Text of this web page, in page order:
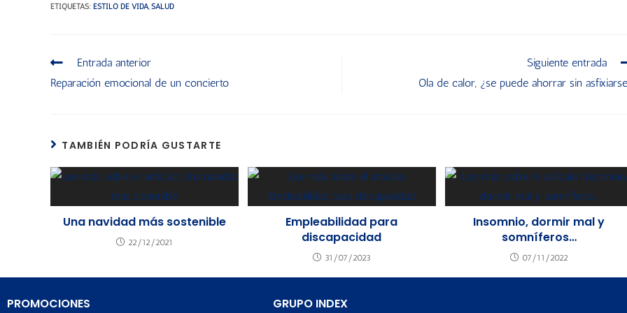
ETIQUETAS: ESTILO DE VIDA, SALUD
Entrada anterior
Reparación emocional de un concierto
Siguiente entrada
Ola de calor, ¿se puede ahorrar sin
TAMBIÉN PODRÍA GUSTARTE
Una navidad más sostenible
22/12/2021
Empleabilidad para
discapacidad
31/07/2023
Insomnio, dormir mal y
somníferos…
07/11/2022
PROMOCIONES GRUPO INDEX